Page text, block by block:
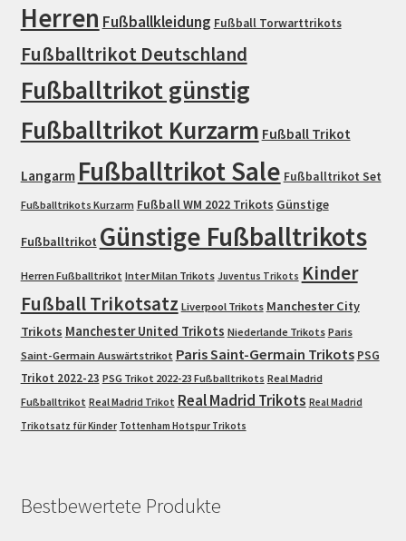
Herren Fußballkleidung Fußball Torwarttrikots
Fußballtrikot Deutschland
Fußballtrikot günstig
Fußballtrikot Kurzarm Fußball Trikot
Langarm Fußballtrikot Sale Fußballtrikot Set
Fußballtrikots Kurzarm Fußball WM 2022 Trikots Günstige
Fußballtrikot Günstige Fußballtrikots
Herren Fußballtrikot Inter Milan Trikots Juventus Trikots Kinder
Fußball Trikotsatz Liverpool Trikots Manchester City
Trikots Manchester United Trikots Niederlande Trikots Paris
Saint-Germain Auswärtstrikot Paris Saint-Germain Trikots PSG
Trikot 2022-23 PSG Trikot 2022-23 Fußballtrikots Real Madrid
Fußballtrikot Real Madrid Trikot Real Madrid Trikots Real Madrid
Trikotsatz für Kinder Tottenham Hotspur Trikots
Bestbewertete Produkte